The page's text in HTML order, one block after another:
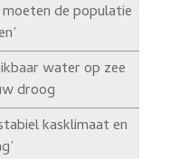
de populatie
water op zee
droog
kasklimaat en